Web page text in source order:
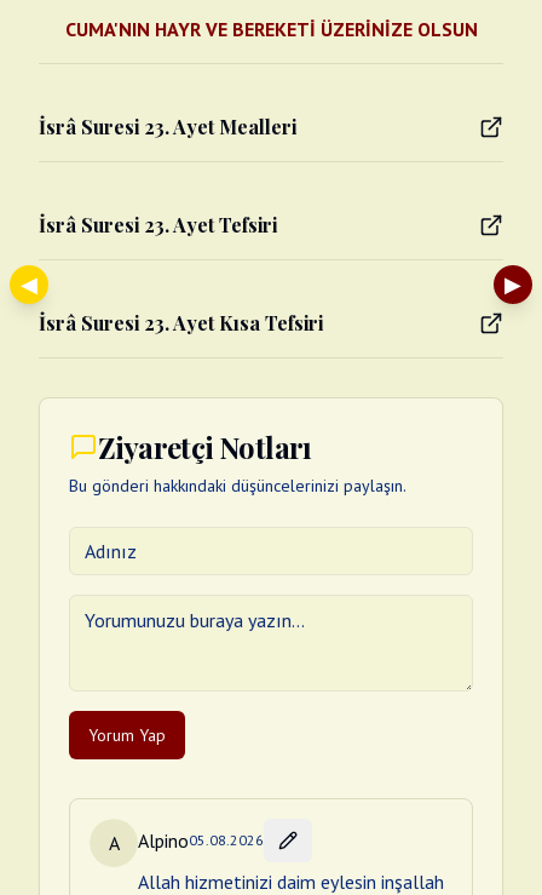
CUMA'NIN HAYR VE BEREKETİ ÜZERİNİZE OLSUN
İsrâ Suresi 23. Ayet Mealleri
İsrâ Suresi 23. Ayet Tefsiri
İsrâ Suresi 23. Ayet Kısa Tefsiri
Ziyaretçi Notları
Bu gönderi hakkındaki düşüncelerinizi paylaşın.
Yorum Yap
A Alpino05.08.2026
Allah hizmetinizi daim eylesin inşallah
◀ ▶